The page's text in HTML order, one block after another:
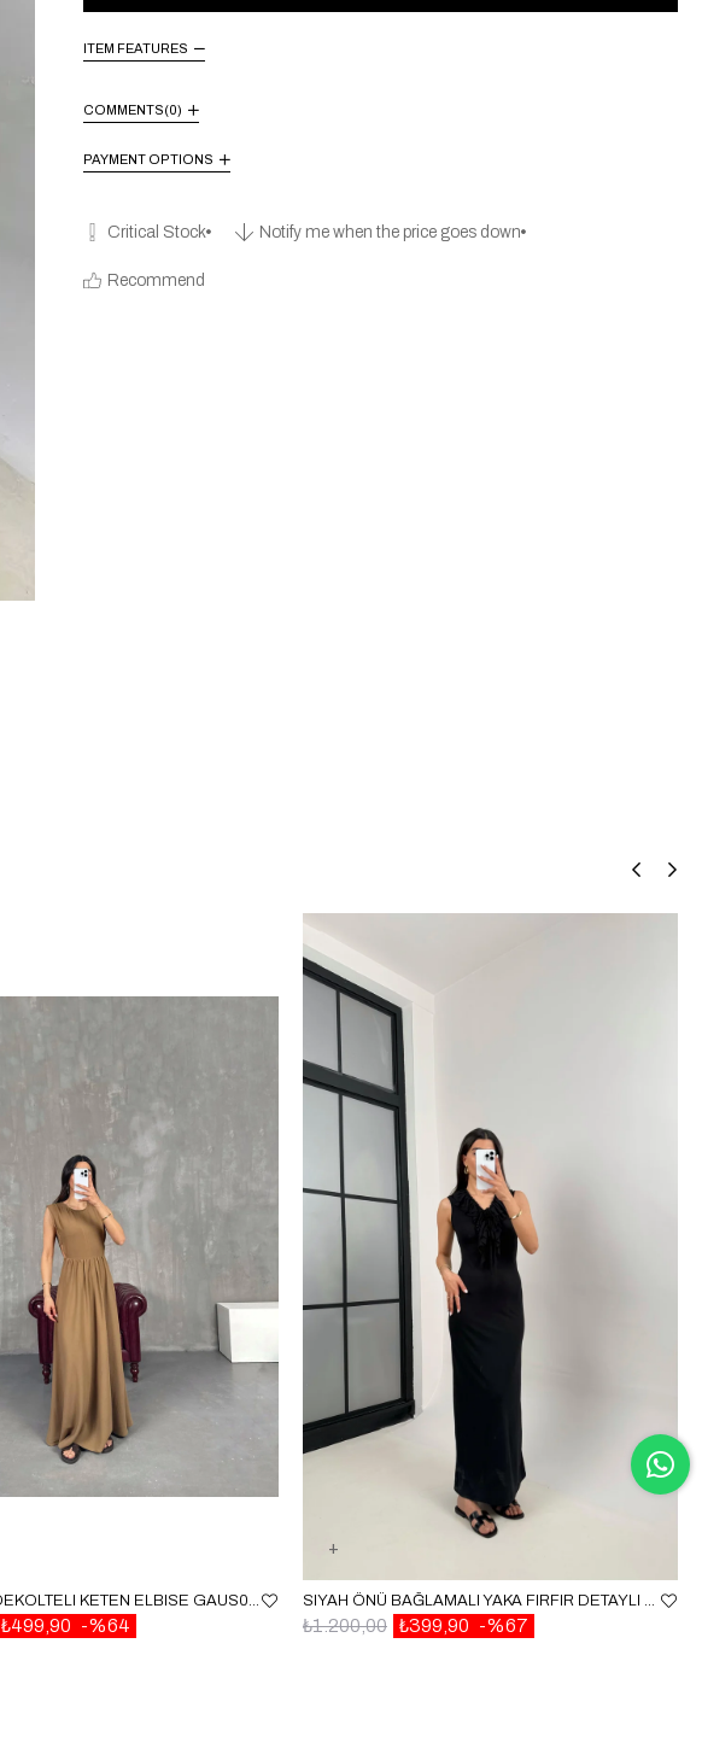
ITEM FEATURES
COMMENTS(0)
PAYMENT OPTIONS
Critical Stock Notify me when the price goes down
Recommend
KAHVE YAN DEKOLTELI KETEN ELBISE GAUS00255
%64
₺499,90
SIYAH ÖNÜ BAĞLAMALI YAKA FIRFIR DETAYLI ELBISE GAUS00347
%67
₺399,90
₺1.200,00